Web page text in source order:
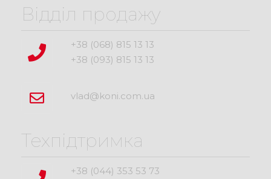
Відділ продажу
+38 (068) 815 13 13
+38 (093) 815 13 13
vlad@koni.com.ua
Техпідтримка
+38 (044) 353 53 73